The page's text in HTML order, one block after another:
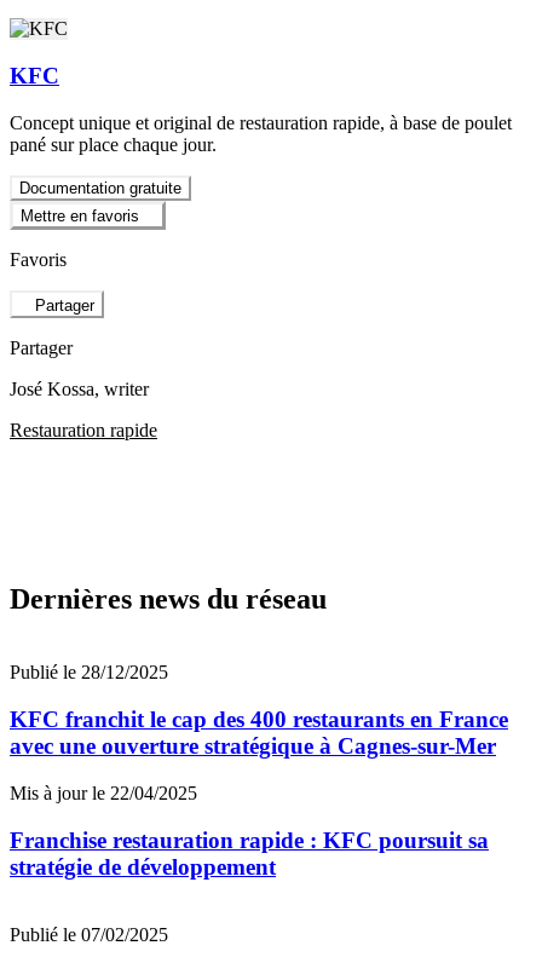
KFC
Concept unique et original de restauration rapide, à base de poulet
pané sur place chaque jour.
Documentation gratuite
Mettre en favoris
Favoris
Partager
Partager
José Kossa, writer
Restauration rapide
Dernières news du réseau
Publié le 28/12/2025
KFC franchit le cap des 400 restaurants en France
avec une ouverture stratégique à Cagnes-sur-Mer
Mis à jour le 22/04/2025
Franchise restauration rapide : KFC poursuit sa
stratégie de développement
Publié le 07/02/2025